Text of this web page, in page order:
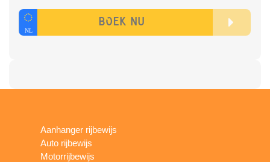
Aanhanger rijbewijs
Auto rijbewijs
Motorrijbewijs